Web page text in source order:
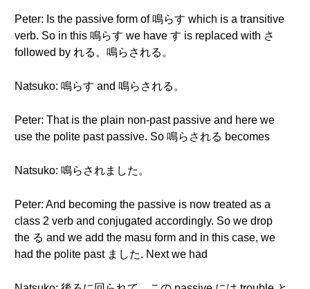
Peter: Is the passive form of 鳴らす which is a transitive
verb. So in this 鳴らす we have す is replaced with さ
followed by れる。鳴らされる。
Natsuko: 鳴らす and 鳴らされる。
Peter: That is the plain non-past passive and here we
use the polite past passive. So 鳴らされる becomes
Natsuko: 鳴らされました。
Peter: And becoming the passive is now treated as a
class 2 verb and conjugated accordingly. So we drop
the る and we add the masu form and in this case, we
had the polite past ました. Next we had